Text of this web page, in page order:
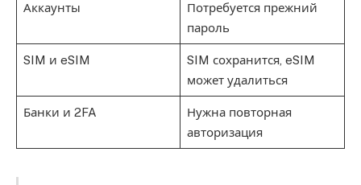
Аккаунты
Потребуется прежний
пароль
SIM и eSIM
SIM сохранится, eSIM
может удалиться
Банки и 2FA
Нужна повторная
авторизация